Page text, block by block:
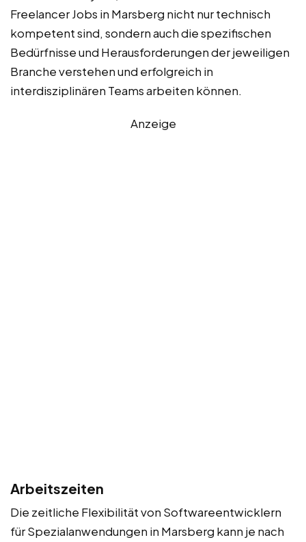
Freelancer Jobs in Marsberg nicht nur technisch
kompetent sind, sondern auch die spezifischen
Bedürfnisse und Herausforderungen der jeweiligen
Branche verstehen und erfolgreich in
interdisziplinären Teams arbeiten können.
Anzeige
Arbeitszeiten
Die zeitliche Flexibilität von Softwareentwicklern
für Spezialanwendungen in Marsberg kann je nach